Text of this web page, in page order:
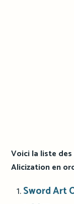
Voici la liste
Alicization en
Sword Art